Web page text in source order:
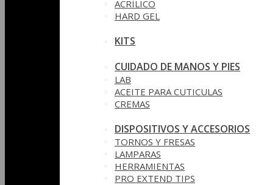
ACRÍLICO
HARD GEL
KITS
CUIDADO DE MANOS Y PIES
LAB
ACEITE PARA CUTICULAS
CREMAS
DISPOSITIVOS Y ACCESORIOS
TORNOS Y FRESAS
LAMPARAS
HERRAMIENTAS
PRO EXTEND TIPS